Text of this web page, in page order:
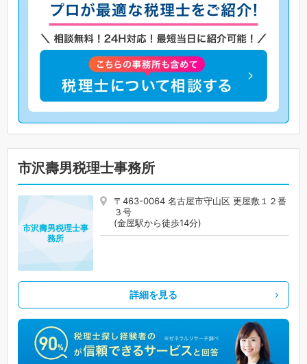
市沢壽男税理士事務所
〒463-0064 名古屋市守山区 更屋敷１２番
３号
(金屋駅から徒歩14分)
市沢壽男税理士事
務所
詳細を見る